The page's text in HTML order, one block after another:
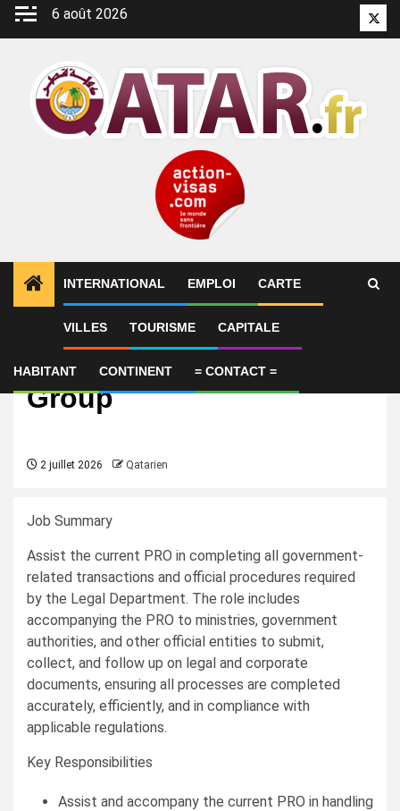
Aller
6 août 2026
INTERNATIONAL EMPLOI CARTE
VILLES TOURISME CAPITALE
HABITANT CONTINENT = CONTACT =
PRO Assistant – Almana
Group
2 juillet 2026 Qatarien
Job Summary
Assist the current PRO in completing all government-
related transactions and official procedures required
by the Legal Department. The role includes
accompanying the PRO to ministries, government
authorities, and other official entities to submit,
collect, and follow up on legal and corporate
documents, ensuring all processes are completed
accurately, efficiently, and in compliance with
applicable regulations.
Key Responsibilities
Assist and accompany the current PRO in handling